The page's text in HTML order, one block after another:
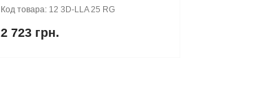
Код товара: 12 3D-LLA 25 RG
2 723 грн.